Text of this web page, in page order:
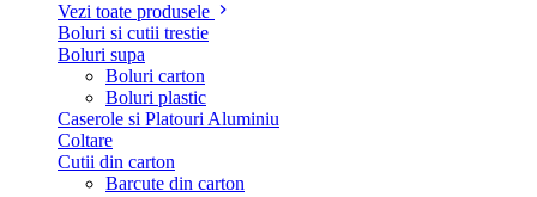
Vezi toate produsele
Boluri si cutii trestie
Boluri supa
Boluri carton
Boluri plastic
Caserole si Platouri Aluminiu
Coltare
Cutii din carton
Barcute din carton